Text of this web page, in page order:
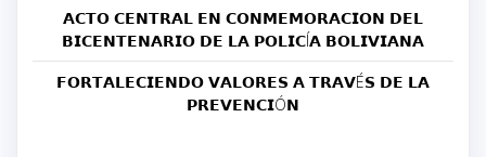
𝗔𝗖𝗧𝗢 𝗖𝗘𝗡𝗧𝗥𝗔𝗟 𝗘𝗡 𝗖𝗢𝗡𝗠𝗘𝗠𝗢𝗥𝗔𝗖𝗜𝗢𝗡 𝗗𝗘𝗟
𝗕𝗜𝗖𝗘𝗡𝗧𝗘𝗡𝗔𝗥𝗜𝗢 𝗗𝗘 𝗟𝗔 𝗣𝗢𝗟𝗜𝗖Í𝗔 𝗕𝗢𝗟𝗜𝗩𝗜𝗔𝗡𝗔
𝗙𝗢𝗥𝗧𝗔𝗟𝗘𝗖𝗜𝗘𝗡𝗗𝗢 𝗩𝗔𝗟𝗢𝗥𝗘𝗦 𝗔 𝗧𝗥𝗔𝗩É𝗦 𝗗𝗘 𝗟𝗔
𝗣𝗥𝗘𝗩𝗘𝗡𝗖𝗜Ó𝗡